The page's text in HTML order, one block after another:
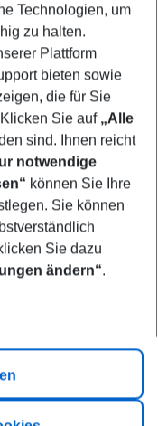
Technologien, um
zu halten.
Plattform
bieten sowie
die für Sie
Sie auf „Alle
sind. Ihnen reicht
notwendige
können Sie Ihre
Sie können
Sie dazu
ändern“.